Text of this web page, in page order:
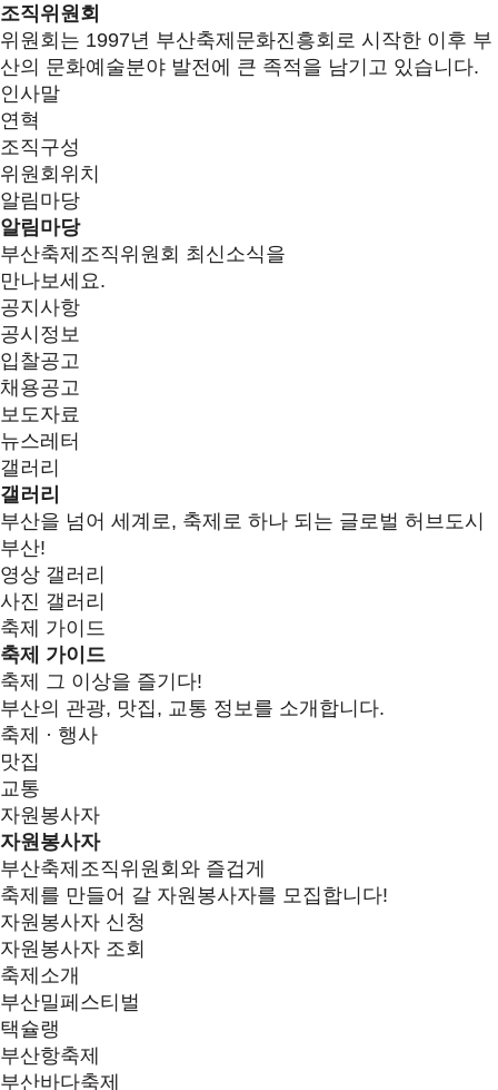
조직위원회
위원회는 1997년 부산축제문화진흥회로 시작한 이후 부
산의 문화예술분야 발전에 큰 족적을 남기고 있습니다.
인사말
연혁
조직구성
위원회위치
알림마당
알림마당
부산축제조직위원회 최신소식을
만나보세요.
공지사항
공시정보
입찰공고
채용공고
보도자료
뉴스레터
갤러리
갤러리
부산을 넘어 세계로, 축제로 하나 되는 글로벌 허브도시
부산!
영상 갤러리
사진 갤러리
축제 가이드
축제 가이드
축제 그 이상을 즐기다!
부산의 관광, 맛집, 교통 정보를 소개합니다.
축제 · 행사
맛집
교통
자원봉사자
자원봉사자
부산축제조직위원회와 즐겁게
축제를 만들어 갈 자원봉사자를 모집합니다!
자원봉사자 신청
자원봉사자 조회
축제소개
부산밀페스티벌
택슐랭
부산항축제
부산바다축제